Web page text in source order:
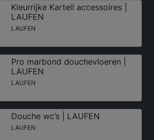
Kleurrijke Kartell accessoires |
LAUFEN
LAUFEN
Pro marbond douchevloeren |
LAUFEN
LAUFEN
Douche wc’s | LAUFEN
LAUFEN